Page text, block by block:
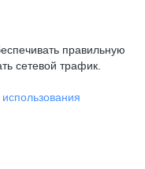
правильную
сетевой трафик.